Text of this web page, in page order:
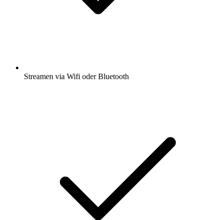
Streamen via Wifi oder Bluetooth